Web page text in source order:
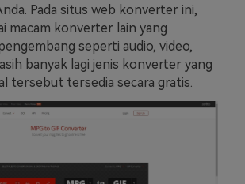
Pada situs web konverter ini,
macam konverter lain yang
seperti audio, video,
banyak lagi jenis konverter yang
tersebut tersedia secara gratis.